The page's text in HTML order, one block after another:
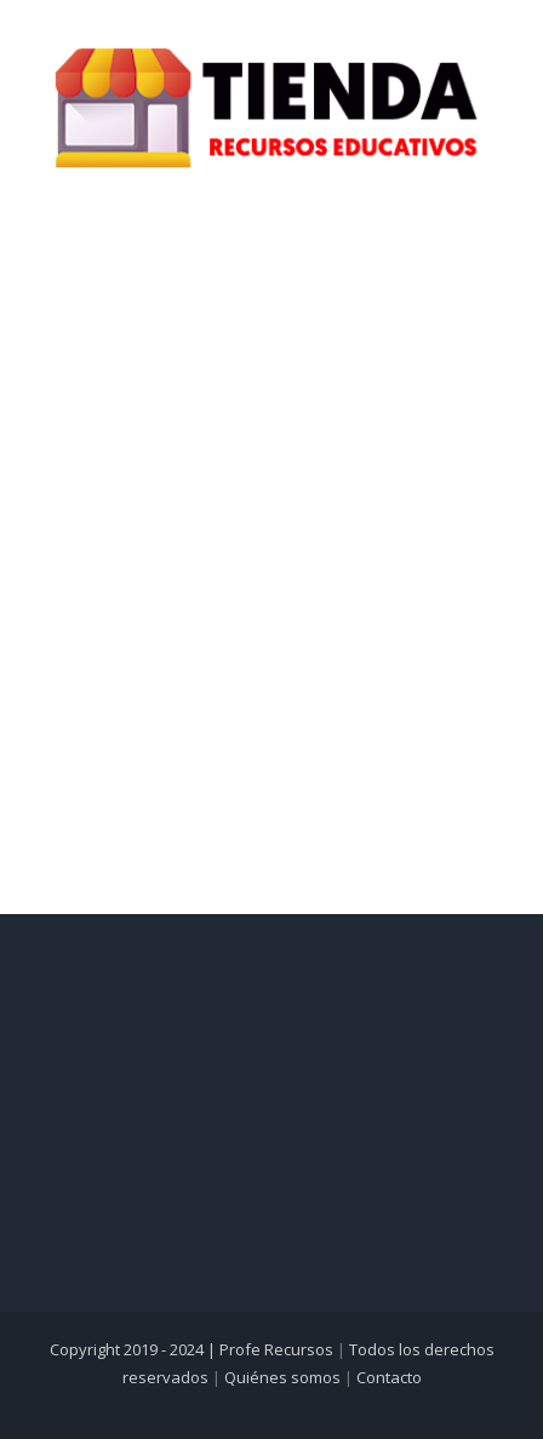
Copyright 2019 - 2024 | Profe Recursos | Todos los derechos
reservados | Quiénes somos | Contacto